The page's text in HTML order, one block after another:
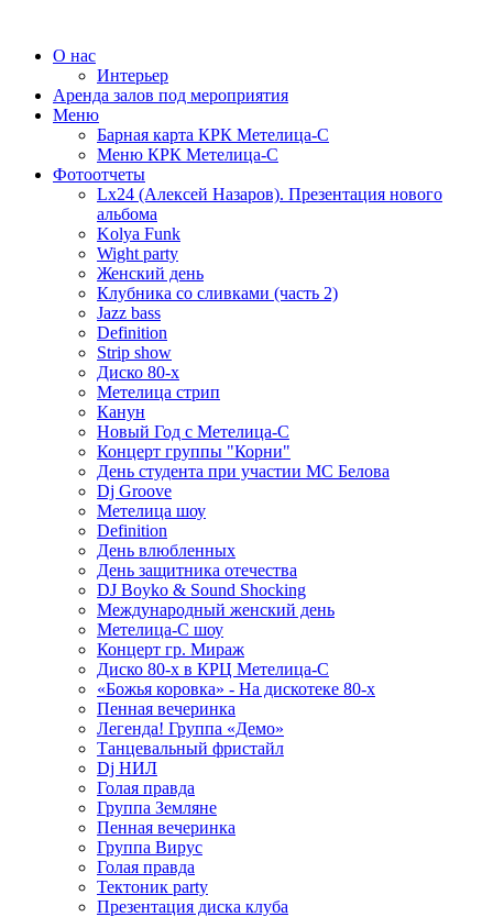
О нас
Интерьер
Аренда залов под мероприятия
Меню
Барная карта КРК Метелица-С
Меню КРК Метелица-С
Фотоотчеты
Lx24 (Алексей Назаров). Презентация нового
альбома
Kolya Funk
Wight party
Женский день
Клубника со сливками (часть 2)
Jazz bass
Definition
Strip show
Диско 80-х
Метелица стрип
Канун
Новый Год с Метелица-С
Концерт группы "Корни"
День студента при участии МС Белова
Dj Groove
Метелица шоу
Definition
День влюбленных
День защитника отечества
DJ Boyko & Sound Shocking
Международный женский день
Метелица-С шоу
Концерт гр. Мираж
Диско 80-х в КРЦ Метелица-С
«Божья коровка» - На дискотеке 80-х
Пенная вечеринка
Легенда! Группа «Демо»
Танцевальный фристайл
Dj НИЛ
Голая правда
Группа Земляне
Пенная вечеринка
Группа Вирус
Голая правда
Тектоник party
Презентация диска клуба